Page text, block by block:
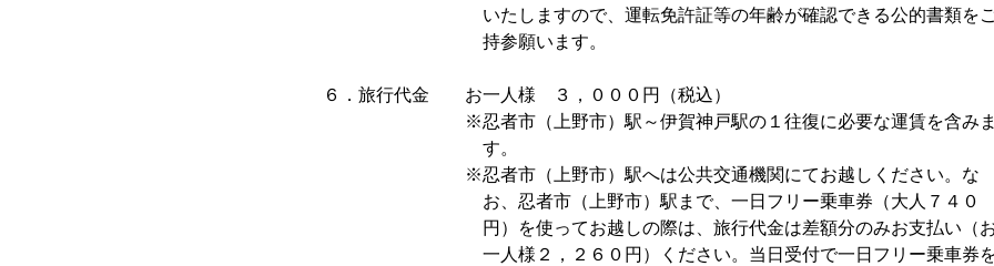
いたしますので、運転免許証等の年齢が確認できる公的書類を
持参願います。
６．旅行代金 お一人様 ３，０００円（税込）
※忍者市（上野市）駅～伊賀神戸駅の１往復に必要な運賃を含みま
す。
※忍者市（上野市）駅へは公共交通機関にてお越しくだ
お、忍者市（上野市）駅まで、一日フリー乗車券（大人７４０
円）を使ってお越しの際は、旅行代金は差額分のみお支払い（
一人様２，２６０円）ください。当日受付で一日フリー乗車券